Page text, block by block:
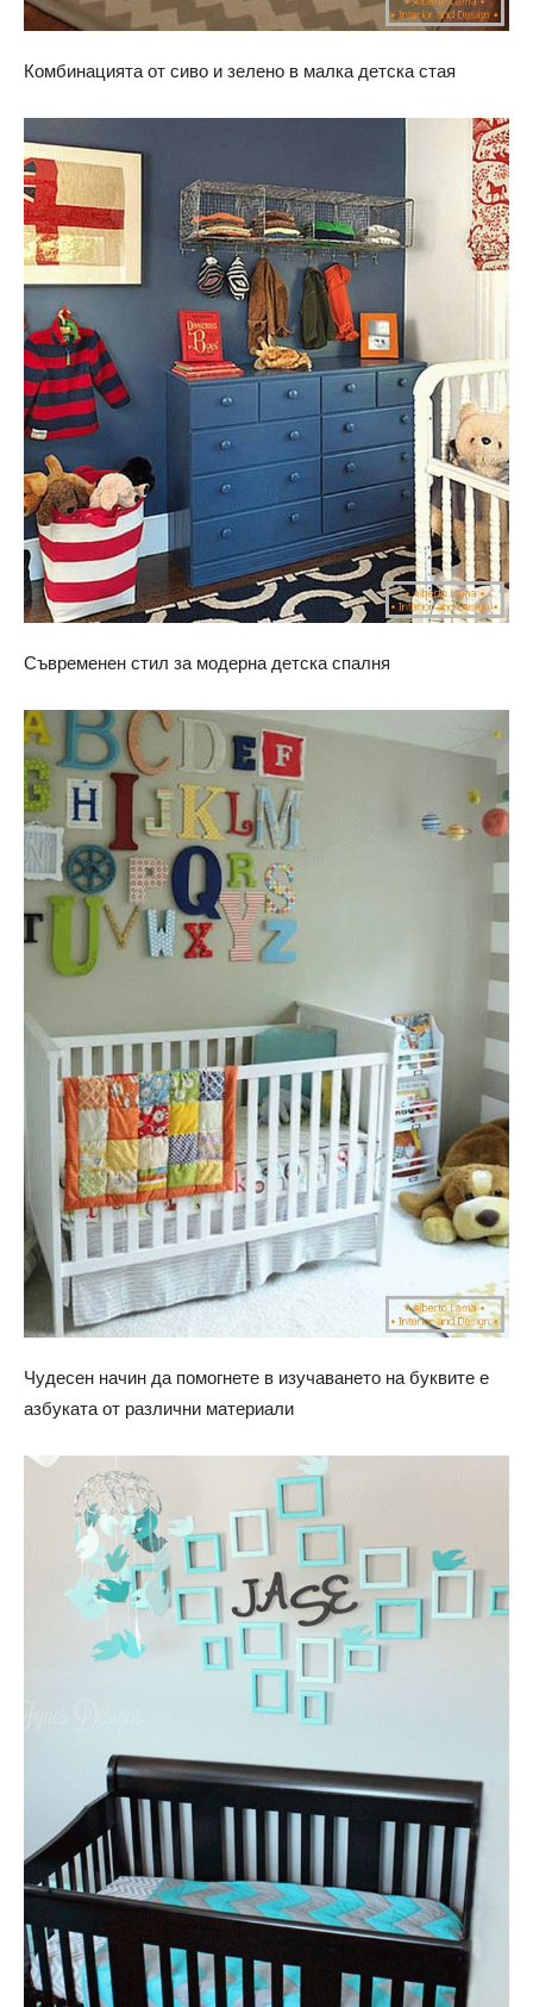
Комбинацията от сиво и зелено в малка детска стая
Съвременен стил за модерна детска спалня
Чудесен начин да помогнете в изучаването на буквите е
азбуката от различни материали